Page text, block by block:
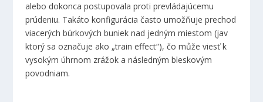
alebo dokonca postupovala proti prevládajúcemu
prúdeniu. Takáto konfigurácia často umožňuje prechod
viacerých búrkových buniek nad jedným miestom (jav
ktorý sa označuje ako „train effect“), čo může viesť k
vysokým úhrnom zrážok a následným bleskovým
povodniam.